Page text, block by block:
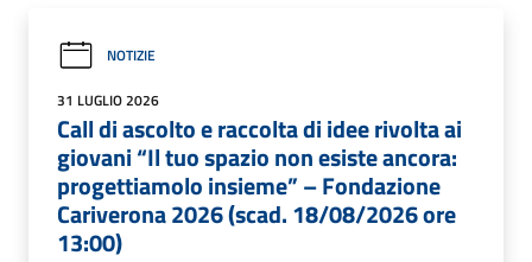
NOTIZIE
31 LUGLIO 2026
Call di ascolto e raccolta di idee rivolta ai
giovani “Il tuo spazio non esiste ancora:
progettiamolo insieme” – Fondazione
Cariverona 2026 (scad. 18/08/2026 ore
13:00)